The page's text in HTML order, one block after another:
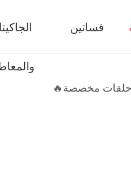
فساتين
حلقات مخصصة🔥